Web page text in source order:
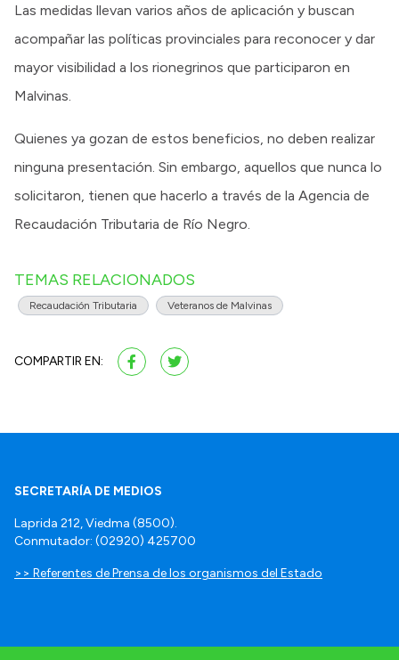
Las medidas llevan varios años de aplicación y buscan
acompañar las políticas provinciales para reconocer y dar
mayor visibilidad a los rionegrinos que participaron en
Malvinas.
Quienes ya gozan de estos beneficios, no deben realizar
ninguna presentación. Sin embargo, aquellos que nunca lo
solicitaron, tienen que hacerlo a través de la Agencia de
Recaudación Tributaria de Río Negro.
TEMAS RELACIONADOS
Recaudación Tributaria Veteranos de Malvinas
COMPARTIR EN:
SECRETARÍA DE MEDIOS
Laprida 212, Viedma (8500).
Conmutador: (02920) 425700
>> Referentes de Prensa de los organismos del Estado